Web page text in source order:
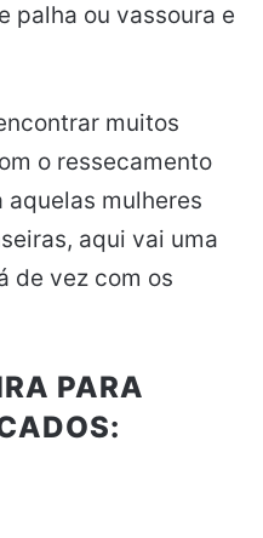
palha ou vassoura e
muitos
o ressecamento
aquelas mulheres
aqui vai uma
de vez com os
PARA